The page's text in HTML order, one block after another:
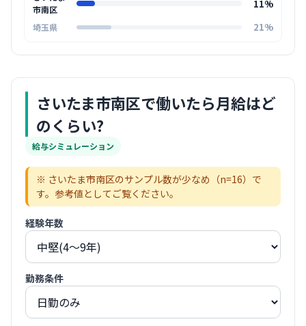
市南区
11%
埼玉県 21%
さいたま市南区で働いたら月給はど
のくらい?
給与シミュレーション
※ さいたま市南区のサンプル数が少なめ（n=16）で
す。参考値としてご覧ください。
経験年数
勤務条件